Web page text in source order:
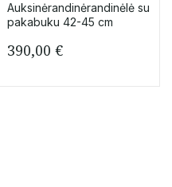
Auksinėrandinėrandinėlė su
pakabuku 42-45 cm
390,00 €